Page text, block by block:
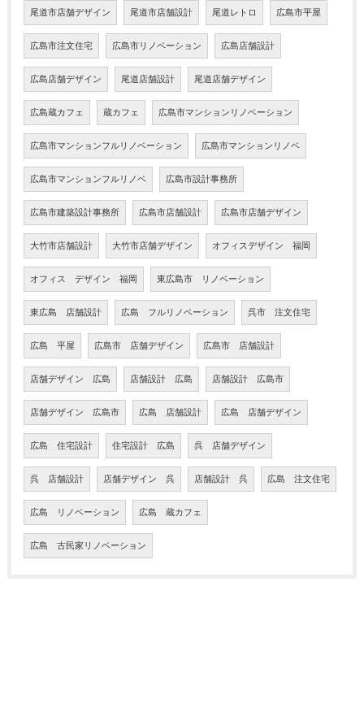
尾道市店舗デザイン 尾道市店舗設計 尾道レトロ 広島市平屋
広島市注文住宅 広島市リノベーション 広島店舗設計
広島店舗デザイン 尾道店舗設計 尾道店舗デザイン
広島蔵カフェ 蔵カフェ 広島市マンションリノベーション
広島市マンションフルリノベーション 広島市マンションリノベ
広島市マンションフルリノベ 広島市設計事務所
広島市建築設計事務所 広島市店舗設計 広島市店舗デザイン
大竹市店舗設計 大竹市店舗デザイン オフィスデザイン 福岡
オフィス デザイン 福岡 東広島市 リノベーション
東広島 店舗設計 広島 フルリノベーション 呉市 注文住宅
広島 平屋 広島市 店舗デザイン 広島市 店舗設計
店舗デザイン 広島 店舗設計 広島 店舗設計 広島市
店舗デザイン 広島市 広島 店舗設計 広島 店舗デザイン
広島 住宅設計 住宅設計 広島 呉 店舗デザイン
呉 店舗設計 店舗デザイン 呉 店舗設計 呉 広島 注文住宅
広島 リノベーション 広島 蔵カフェ
広島 古民家リノベーション